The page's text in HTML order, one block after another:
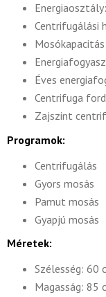
Centrifugálási
Éves
Centrifuga
Zajszint
Programok:
Centrifugálás
Gyors mosás
Pamut mosás
Gyapjú mosás
Méretek:
Szélesség: 60
Magasság: 85